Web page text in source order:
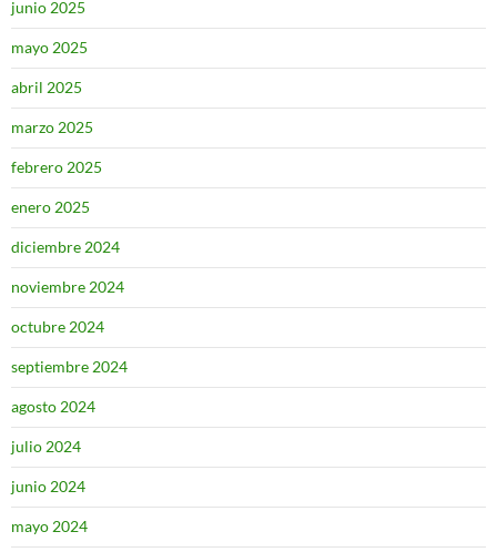
junio 2025
mayo 2025
abril 2025
marzo 2025
febrero 2025
enero 2025
diciembre 2024
noviembre 2024
octubre 2024
septiembre 2024
agosto 2024
julio 2024
junio 2024
mayo 2024